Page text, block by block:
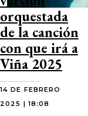
orquestada
de la canción
con que irá a
Viña 2025
14 DE FEBRERO
2025 | 18:08